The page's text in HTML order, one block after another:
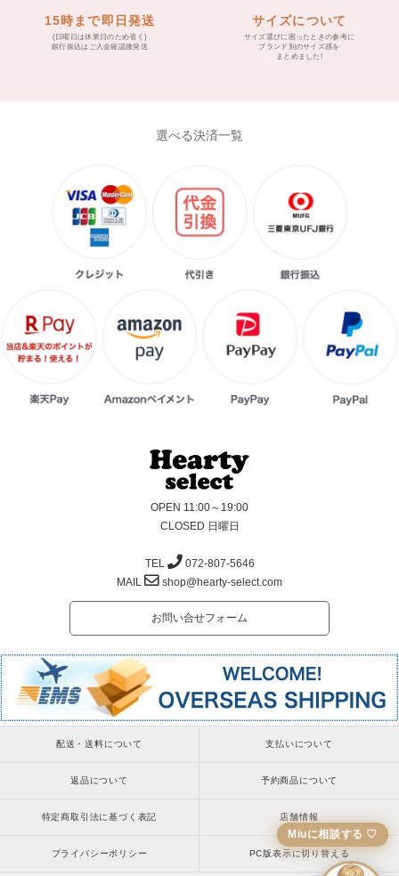
15時まで即日発送
(日曜日は休業日のため省く)
銀行振込はご入金確認後発送
サイズについて
サイズ選びに困ったときの参考に
ブランド別のサイズ感を
まとめました!
選べる決済一覧
OPEN 11:00～19:00
CLOSED 日曜日
TEL
072-807-5646
MAIL
shop@hearty-select.com
お問い合せフォーム
配送・送料について 支払いについて
返品について 予約商品について
特定商取引法に基づく表記 店舗情報
プライバシーポリシー PC版表示に切り替える
Miuに相談する ♡